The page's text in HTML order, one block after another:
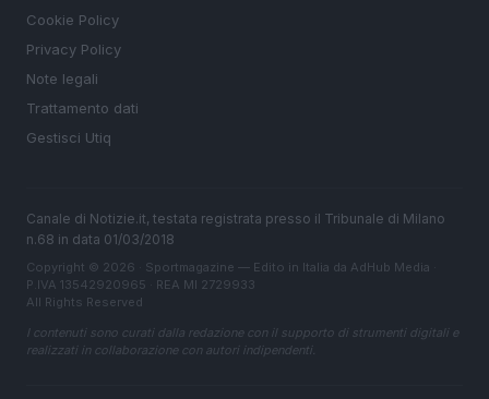
Cookie Policy
Privacy Policy
Note legali
Trattamento dati
Gestisci Utiq
Canale di Notizie.it, testata registrata presso il Tribunale di Milano
n.68 in data 01/03/2018
Copyright © 2026 · Sportmagazine — Edito in Italia da AdHub Media
P.IVA 13542920965 · REA MI 2729933
All Rights Reserved
I contenuti sono curati dalla redazione con il supporto di strumenti digitali e
realizzati in collaborazione con autori indipendenti.